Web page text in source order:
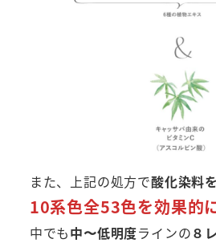
また、上記の処方で酸化染料
10系色全53色を効果的
中でも中〜低明度ラインの８